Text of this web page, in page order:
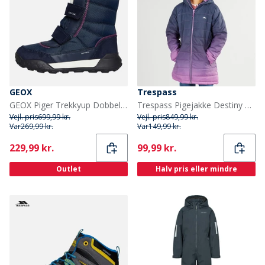
GEOX
GEOX Piger Trekkyup Dobbelt Rem Pelsforet Støvler Navy/Lilla
Vejl. pris699,99 kr.
Var269,99 kr.
Current
229,99 kr.
Outlet
Trespass
Trespass Pigejakke Destiny Ombre med hætte og polstring Dyb Pink Ombre
Vejl. pris849,99 kr.
Var149,99 kr.
Current
99,99 kr.
Halv pris eller mindre